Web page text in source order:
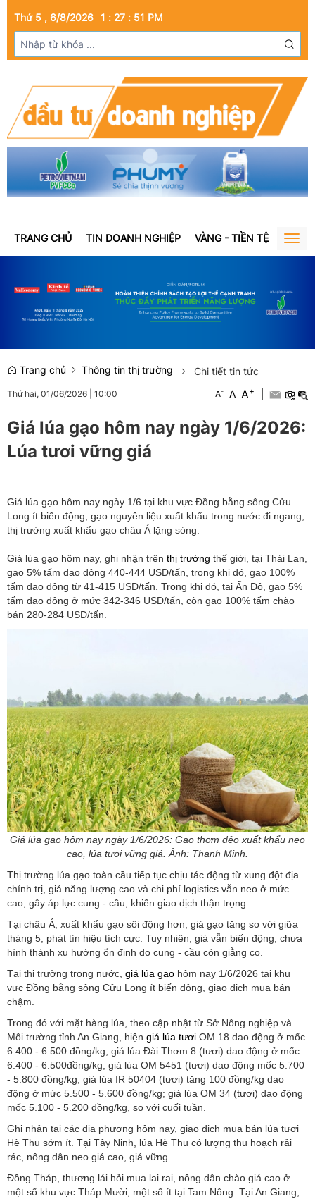
Thứ 5 , 6/8/2026 1 : 27 : 51 PM
TRANG CHỦ TIN DOANH NGHIỆP VÀNG - TIỀN TỆ BẤT
Trang chủ Thông tin thị trường Chi tiết tin tức
Thứ hai, 01/06/2026 10:00 A- A A+
Giá lúa gạo hôm nay ngày 1/6/2026:
Lúa tươi vững giá
Giá lúa gạo hôm nay ngày 1/6 tại khu vực Đồng bằng sông Cửu
Long ít biến động; gạo nguyên liệu xuất khẩu trong nước đi ngang,
thị trường xuất khẩu gạo châu Á lặng sóng.
Giá lúa gạo hôm nay, ghi nhận trên thị trường thế giới, tại Thái Lan,
gạo 5% tấm dao động 440-444 USD/tấn, trong khi đó, gạo 100%
tấm dao động từ 41-415 USD/tấn. Trong khi đó, tại Ấn Độ, gạo 5%
tấm dao động ở mức 342-346 USD/tấn, còn gạo 100% tấm chào
bán 280-284 USD/tấn.
Giá lúa gạo hôm nay ngày 1/6/2026: Gạo thơm dẻo xuất khẩu neo
cao, lúa tươi vững giá. Ảnh: Thanh Minh.
Thị trường lúa gạo toàn cầu tiếp tục chịu tác động từ xung đột địa
chính trị, giá năng lượng cao và chi phí logistics vẫn neo ở mức
cao, gây áp lực cung - cầu, khiến giao dịch thận trọng.
Tại châu Á, xuất khẩu gạo sôi động hơn, giá gạo tăng so với giữa
tháng 5, phát tín hiệu tích cực. Tuy nhiên, giá vẫn biến động, chưa
hình thành xu hướng ổn định do cung - cầu còn giằng co.
Tại thị trường trong nước, giá lúa gạo hôm nay 1/6/2026 tại khu
vực Đồng bằng sông Cửu Long ít biến động, giao dịch mua bán
chậm.
Trong đó với mặt hàng lúa, theo cập nhật từ Sở Nông nghiệp và
Môi trường tỉnh An Giang, hiện giá lúa tươi OM 18 dao động ở mốc
6.400 - 6.500 đồng/kg; giá lúa Đài Thơm 8 (tươi) dao động ở mốc
6.400 - 6.500đồng/kg; giá lúa OM 5451 (tươi) dao động mốc 5.700
- 5.800 đồng/kg; giá lúa IR 50404 (tươi) tăng 100 đồng/kg dao
động ở mức 5.500 - 5.600 đồng/kg; giá lúa OM 34 (tươi) dao động
mốc 5.100 - 5.200 đồng/kg, so với cuối tuần.
Ghi nhận tại các địa phương hôm nay, giao dịch mua bán lúa tươi
Hè Thu sớm ít. Tại Tây Ninh, lúa Hè Thu có lượng thu hoạch rải
rác, nông dân neo giá cao, giá vững.
Đồng Tháp, thương lái hỏi mua lai rai, nông dân chào giá cao ở
một số khu vực Tháp Mười, một số ít tại Tam Nông. Tại An Giang,